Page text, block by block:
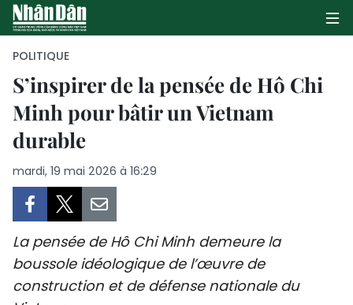
PAGE D'ACCUEIL
CULTURE
TOURISME
POLITIQUE
S’inspirer de la pensée de Hô Chi
Minh pour bâtir un Vietnam
durable
mardi, 19 mai 2026 à 16:29
La pensée de Hô Chi Minh demeure la
boussole idéologique de l’œuvre de
construction et de défense nationale du